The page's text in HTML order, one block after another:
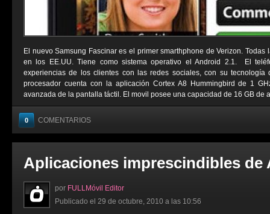
El nuevo Samsung Fascinar es el primer smarthphone de Verizon.
en los EE.UU. Tiene como sistema operativo el Android 2.1. El
experiencias de los clientes con las redes sociales, con su tecnología
procesador cuenta con la aplicación Cortex A8 Hummingbird de 1
avanzada de la pantalla táctil. El movil posee una capacidad de 16 GB de
0 COMENTARIOS
Aplicaciones imprescindibles de
por FULLMóvil Editor
Publicado el 29 de octubre, 2010 a las 10:56